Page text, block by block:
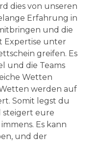
dies von unseren
Erfahrung in
und die
Expertise unter
greifen. Es
und die Teams
Wetten
werden auf
Somit legst du
steigert eure
Es kann
und der